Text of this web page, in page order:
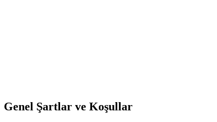
Genel Şartlar ve Koşullar